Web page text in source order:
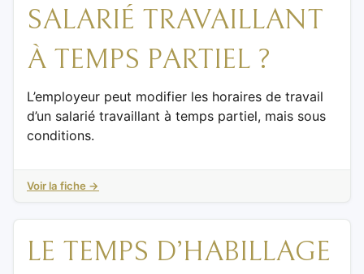
SALARIÉ TRAVAILLANT
À TEMPS PARTIEL ?
L’employeur peut modifier les horaires de travail
d’un salarié travaillant à temps partiel, mais sous
conditions.
Voir la fiche →
LE TEMPS D’HABILLAGE